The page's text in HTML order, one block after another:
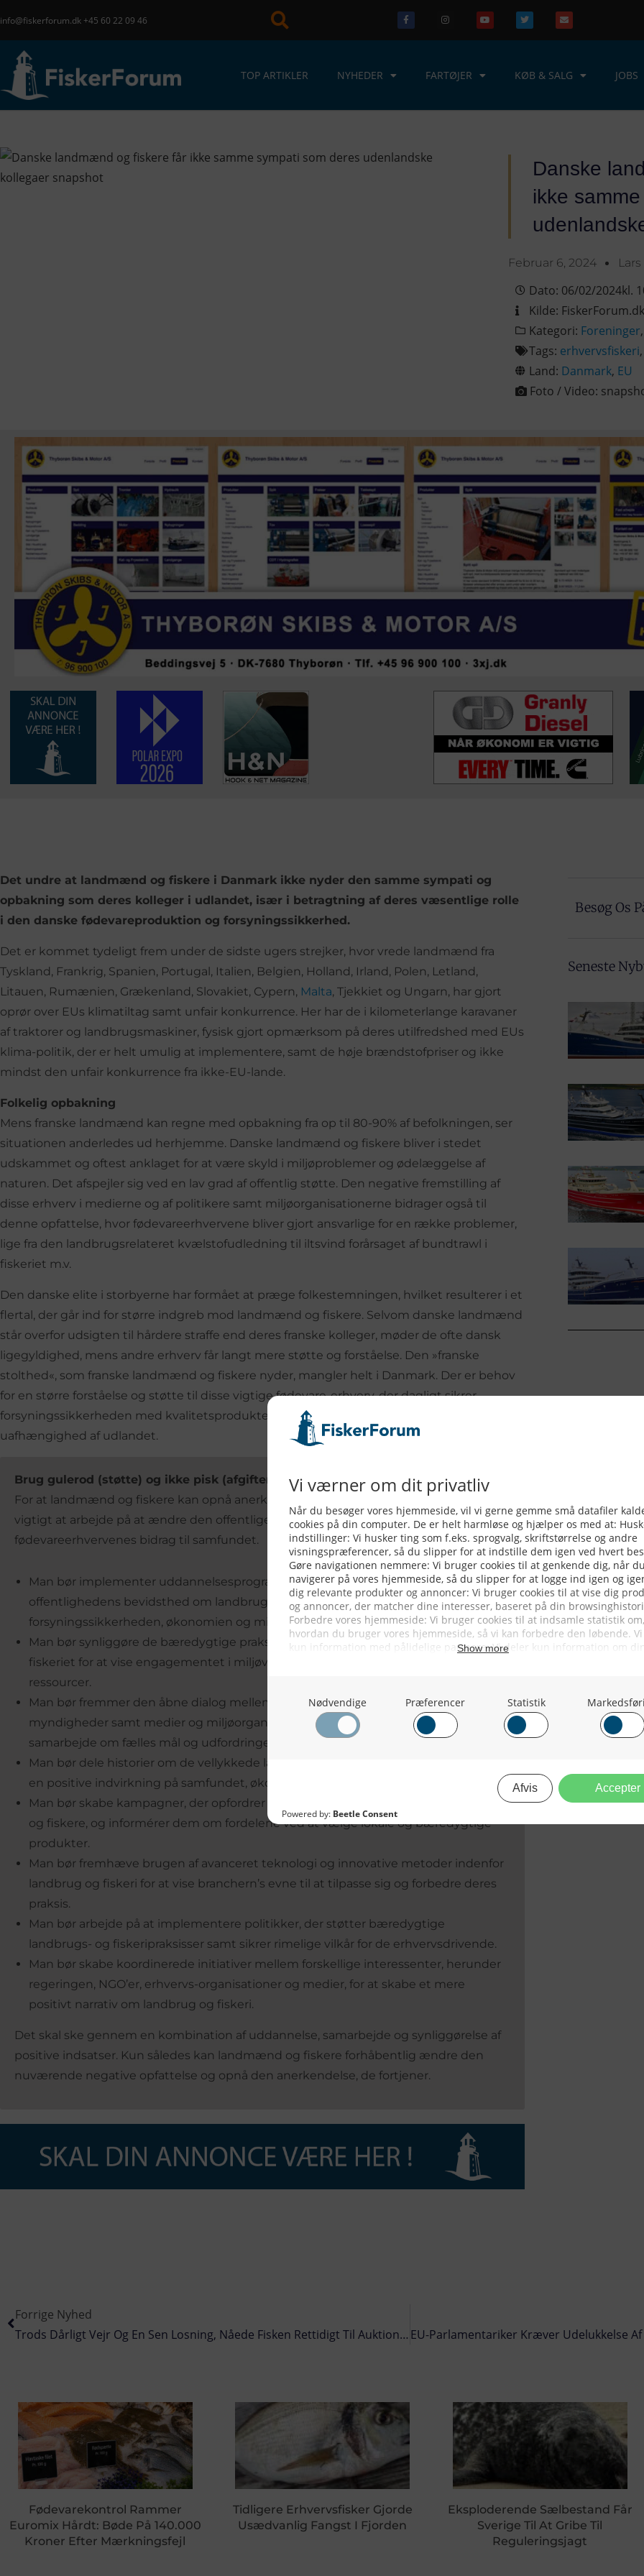
info@fiskerforum.dk +45 60 22 09 46
TOP ARTIKLER NYHEDER FARTØJER KØB & SALG JOBS
Danske
ikke
Februar 6, 2024
Dato: 06/02/2024kl.
Kilde: FiskerForum.dk
Kategori: Foreninger
Tags: erhvervsfiskeri
Land: Danmark, EU
Foto / Video:
Det undre at landmænd og fiskere i Danmark ikke nyder den samme sympati og
opbakning som deres kolleger i udlandet, især i betragtning af deres væsentlige rolle
i den danske fødevareproduktion og forsyningssikkerhed.
Det er kommet tydeligt frem under de sidste ugers strejker, hvor vrede landmænd fra
Tyskland, Frankrig, Spanien, Portugal, Italien, Belgien, Holland, Irland, Polen, Letland,
Litauen, Rumænien, Grækenland, Slovakiet, Cypern, Malta, Tjekkiet og Ungarn, har gjort
oprør over EUs klimatiltag samt unfair konkurrence. Her har de i kilometerlange karavaner
af traktorer og landbrugsmaskiner, fysisk gjort opmærksom på deres utilfredshed med EUs
klima-politik, der er helt umulig at implementere, samt de høje brændstofpriser og ikke
mindst den unfair konkurrence fra ikke-EU-lande.
Folkelig opbakning
Mens franske landmænd kan regne med opbakning fra op til 80-90% af befolkningen, ser
situationen anderledes ud herhjemme. Danske landmænd og fiskere bliver i stedet
udskammet og oftest anklaget for at være skyld i miljøproblemer og ødelæggelse af
naturen. Det afspejler sig ved en lav grad af offentlig støtte. Den negative fremstilling af
disse erhverv i medierne og af politikere samt miljøorganisationerne bidrager også til
denne opfattelse, hvor fødevareerhvervene bliver gjort ansvarlige for en række problemer,
lige fra den landbrugsrelateret kvælstofudledning til iltsvind forårsaget af bundtrawl i
fiskeriet m.v.
Den danske elite i storbyerne har formået at præge folkestemningen, hvilket resulterer i et
flertal, der går ind for større indgreb mod landmænd og fiskere. Selvom danske landmænd
står overfor udsigten til hårdere straffe end deres franske kolleger, møder de ofte dansk
ligegyldighed, mens andre erhverv får langt mere støtte og forståelse. Den »franske
stolthed«, som franske landmænd og fiskere nyder, mangler helt i Danmark. Der er behov
for en større forståelse og støtte til disse vigtige fødevare-erhverv, der dagligt sikrer
forsyningssikkerheden med kvalitetsprodukter og bidrager til landets indtjening samt
uafhængighed af udlandet.
Brug gulerod (støtte) og ikke pisk (afgifter)
For at landmænd og fiskere kan opnå anerkendelse i stedet for udskamning, er det
vigtigt at arbejde på at ændre den offentlige opfattelse og fremme forståelsen for
fødevareerhvervenes bidrag til samfundet.
Man bør implementer uddannelsesprogrammer og kampagner for at øge
offentlighedens bevidsthed om landbrugets og fiskeriets betydning for
forsyningssikkerheden, økonomien og miljøet.
Man bør synliggøre de bæredygtige praksisser og initiativer indenfor landbruget og
fiskeriet for at vise engagementet i miljøvenlige metoder og bevarelsen af naturlige
ressourcer.
Man bør fremmer den åbne dialog mellem landmænd, fiskere og offentlige
myndigheder samt medier og miljøorganisationer for at skabe bedre forståelse og
samarbejde om fælles mål og udfordringer.
Man bør dele historier om de vellykkede landbrugs- og fiskeriprojekter, der har haft
en positive indvirkning på samfundet, økonomien eller miljøet.
Man bør skabe kampagner, der opfordrer forbrugerne til at støtte lokale landmænd
og fiskere, og informérer dem om fordelene ved at vælge lokale og bæredygtige
produkter.
Man bør fremhæve brugen af avanceret teknologi og innovative metoder indenfor
landbrug og fiskeri for at vise branchern’s evne til at tilpasse sig og forbedre deres
praksis.
Man bør arbejde på at implementere politikker, der støtter bæredygtige
landbrugs- og fiskeripraksisser samt sikrer rimelige vilkår for de erhvervsdrivende.
Man bør skabe koordinerede initiativer mellem forskellige interessenter, herunder
regeringen, NGO’er, erhvervs-organisationer og medier, for at skabe et mere
positivt narrativ om landbrug og fiskeri.
Det skal ske gennem en kombination af uddannelse, samarbejde og synliggørelse af
positive indsatser. Kun således kan landmænd og fiskere forhåbentlig ændre den
nuværende negative opfattelse og opnå den anerkendelse, de fortjener.
Besøg Os
Seneste
Forrige Nyhed
Trods Dårligt Vejr Og En Sen Losning, Nåede Fisken Rettidigt Til Auktionen
Fødevarekontrol Rammer
Euromix Hårdt: Bøde På 140.000
Kroner Efter Mærkningsfejl
Tidligere Erhvervsfisker Gjorde
Usædvanlig Fangst I Fjorden
Eksploderende Sælbestand Får
Sverige Til At Gribe Til
Reguleringsjagt